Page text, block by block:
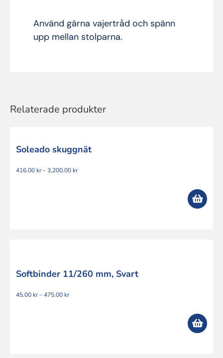
Använd gärna vajertråd och spänn
upp mellan stolparna.
Relaterade produkter
Soleado skuggnät
416.00 kr–3,200.00 krPrisintervall:
Softbinder 11/260 mm, Svart
45.00 kr–475.00 krPrisintervall: